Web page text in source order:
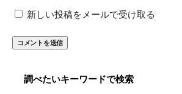
新しい投稿をメールで受け取る
調べたいキーワードで検索